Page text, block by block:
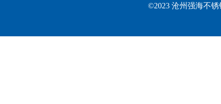
©2023 沧州强海不